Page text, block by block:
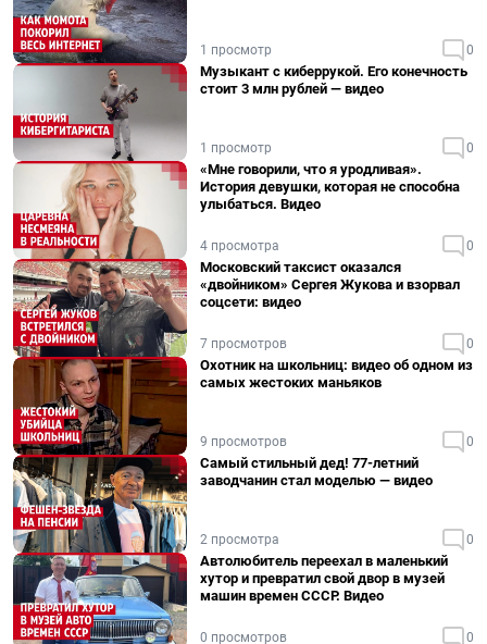
1 просмотр 0
Музыкант с киберрукой. Его конечность
стоит 3 млн рублей — видео
1 просмотр 0
«Мне говорили, что я уродливая».
История девушки, которая не способна
улыбаться. Видео
4 просмотра 0
Московский таксист оказался
«двойником» Сергея Жукова и взорвал
соцсети: видео
7 просмотров 0
Охотник на школьниц: видео об одном из
самых жестоких маньяков
9 просмотров 0
Самый стильный дед! 77-летний
заводчанин стал моделью — видео
2 просмотра 0
Автолюбитель переехал в маленький
хутор и превратил свой двор в музей
машин времен СССР. Видео
0 просмотров 0